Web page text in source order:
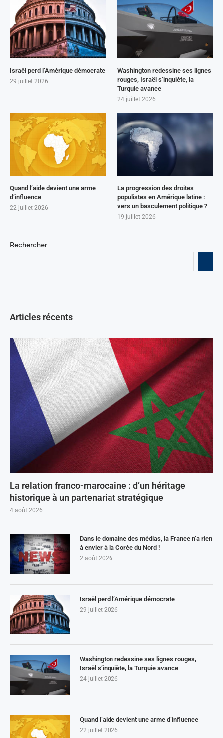
Rechercher
Articles récents
La relation franco-marocaine : d’un héritage
historique à un partenariat stratégique
4 août 2026
Dans le domaine des médias, la France n’a rien
à envier à la Corée du Nord !
2 août 2026
Israël perd l’Amérique démocrate
29 juillet 2026
Washington redessine ses lignes rouges,
Israël s’inquiète, la Turquie avance
24 juillet 2026
Quand l’aide devient une arme d’influence
22 juillet 2026
Israël perd l’Amérique démocrate
29 juillet 2026
Washington redessine ses lignes
rouges, Israël s’inquiète, la
Turquie avance
24 juillet 2026
Quand l’aide devient une arme
d’influence
22 juillet 2026
La progression des droites
populistes en Amérique latine :
vers un basculement politique ?
19 juillet 2026